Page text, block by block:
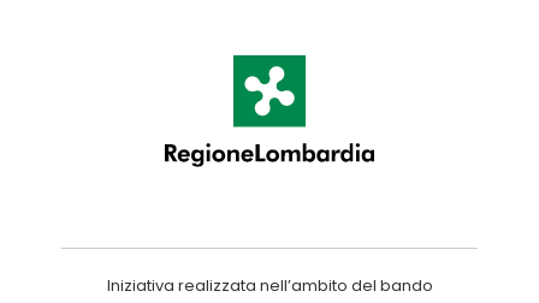
Iniziativa realizzata nell’ambito del bando